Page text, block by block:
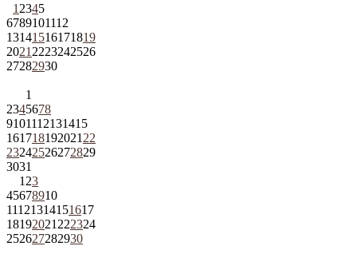
1 2345
6789101112
13141516171819
2021 2223242526
27282930
1
2345678
9101112131415
161718192021 22
23242526272829
3031
1 23
45678910
11121314151617
18192021 222324
252627282930